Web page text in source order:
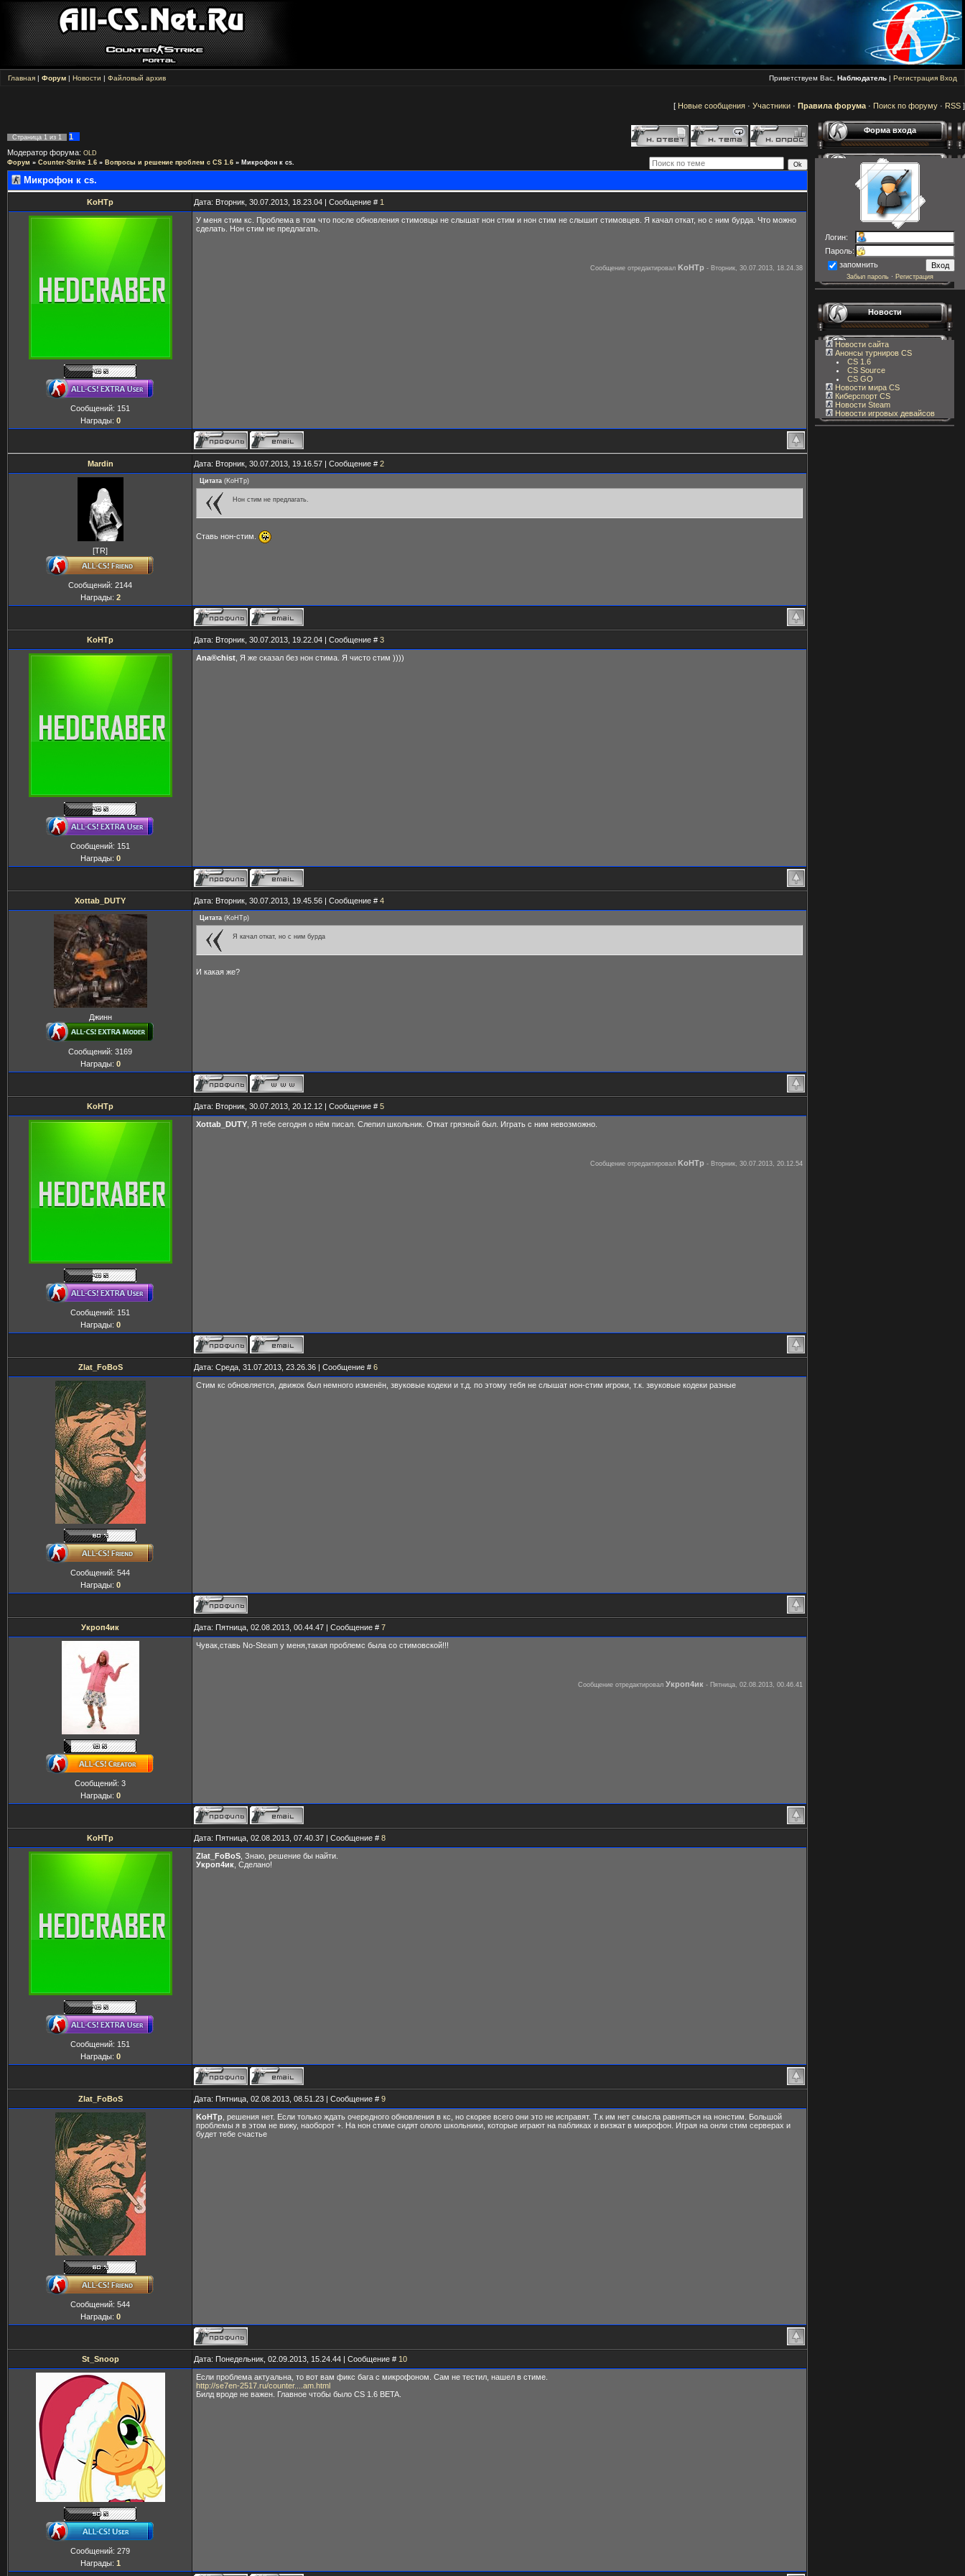
Главная | Форум | Новости | Файловый архив Приветствуем Вас, Наблюдатель | Регистрация Вход
[ Новые сообщения · Участники · Правила форума · Поиск по форуму · RSS ]
Страница 1 из 1
1
Модератор форума: OLD
Форум » Counter-Strike 1.6 » Вопросы и решение проблем с CS 1.6 » Микрофон к cs.
Микрофон к cs.
KoHTp Дата: Вторник, 30.07.2013, 18.23.04 | Сообщение # 1
Сообщений: 151
Награды: 0
У меня стим кс. Проблема в том что после обновления стимовцы не слышат нон стим и нон стим не слышит стимовцев. Я качал откат, но с ним бурда. Что можно
сделать. Нон стим не предлагать.
Сообщение отредактировал KoHTp - Вторник, 30.07.2013, 18.24.38
Mardin Дата: Вторник, 30.07.2013, 19.16.57 | Сообщение # 2
[TR]
Сообщений: 2144
Награды: 2
Цитата (KoHTp)
Нон стим не предлагать.
Ставь нон-стим.
KoHTp Дата: Вторник, 30.07.2013, 19.22.04 | Сообщение # 3
Сообщений: 151
Награды: 0
Ana®chist , Я же сказал без нон стима. Я чисто стим ))))
Xottab_DUTY Дата: Вторник, 30.07.2013, 19.45.56 | Сообщение # 4
Джинн
Сообщений: 3169
Награды: 0
Цитата (KoHTp)
Я качал откат, но с ним бурда
И какая же?
KoHTp Дата: Вторник, 30.07.2013, 20.12.12 | Сообщение # 5
Сообщений: 151
Награды: 0
Xottab_DUTY , Я тебе сегодня о нём писал. Слепил школьник. Откат грязный был. Играть с ним невозможно.
Сообщение отредактировал KoHTp - Вторник, 30.07.2013, 20.12.54
Zlat_FoBoS Дата: Среда, 31.07.2013, 23.26.36 | Сообщение # 6
Сообщений: 544
Награды: 0
Стим кс обновляется, движок был немного изменён, звуковые кодеки и т.д. по этому тебя не слышат нон-стим игроки, т.к. звуковые кодеки разные
Укроп4ик Дата: Пятница, 02.08.2013, 00.44.47 | Сообщение # 7
Сообщений: 3
Награды: 0
Чувак,ставь No-Steam у меня,такая проблемс была со стимовской!!!
Сообщение отредактировал Укроп4ик - Пятница, 02.08.2013, 00.46.41
KoHTp Дата: Пятница, 02.08.2013, 07.40.37 | Сообщение # 8
Сообщений: 151
Награды: 0
Zlat_FoBoS , Знаю, решение бы найти.
Укроп4ик , Сделано!
Zlat_FoBoS Дата: Пятница, 02.08.2013, 08.51.23 | Сообщение # 9
Сообщений: 544
Награды: 0
KoHTp , решения нет. Если только ждать очередного обновления в кс, но скорее всего они это не исправят. Т.к им нет смысла равняться на нонстим. Большой
проблемы я в этом не вижу, наоборот +. На нон стиме сидят ололо школьники, которые играют на пабликах и визжат в микрофон. Играя на онли стим серверах и
будет тебе счастье
St_Snoop Дата: Понедельник, 02.09.2013, 15.24.44 | Сообщение # 10
Сообщений: 279
Награды: 1
Если проблема актуальна, то вот вам фикс бага с микрофоном. Сам не тестил, нашел в стиме.
http://se7en-2517.ru/counter....am.html
Билд вроде не важен. Главное чтобы было CS 1.6 BETA.
Форма входа
Логин:
Пароль:
запомнить
Забыл пароль · Регистрация
Новости
Новости сайта
Анонсы турниров CS
CS 1.6
CS Source
CS GO
Новости мира CS
Киберспорт CS
Новости Steam
Новости игровых девайсов